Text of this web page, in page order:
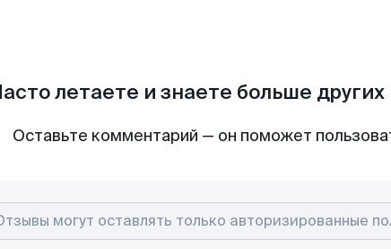
летаете и знаете больше
Оставьте комментарий — он поможет